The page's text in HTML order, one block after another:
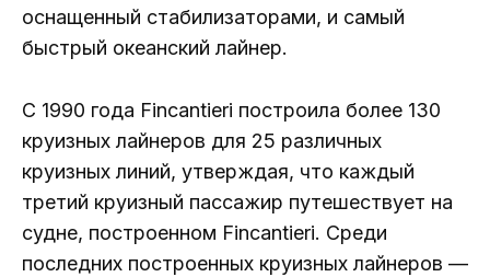
оснащенный стабилизаторами, и самый
быстрый океанский лайнер.
С 1990 года Fincantieri построила более 130
круизных лайнеров для 25 различных
круизных линий, утверждая, что каждый
третий круизный пассажир путешествует на
судне, построенном Fincantieri. Среди
последних построенных круизных лайнеров —